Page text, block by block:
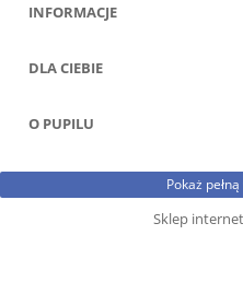
INFORMACJE
DLA CIEBIE
O PUPILU
Pokaż
Sklep